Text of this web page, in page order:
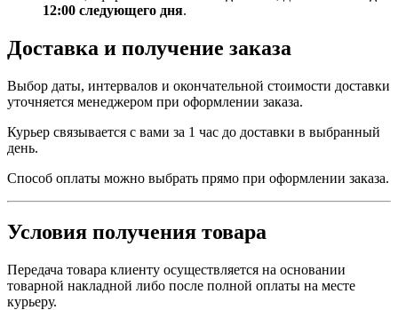
12:00 следующего дня.
Доставка и получение заказа
Выбор даты, интервалов и окончательной стоимости доставки
уточняется менеджером при оформлении заказа.
Курьер связывается с вами за 1 час до доставки в выбранный
день.
Способ оплаты можно выбрать прямо при оформлении заказа.
Условия получения товара
Передача товара клиенту осуществляется на основании
товарной накладной либо после полной оплаты на месте
курьеру.